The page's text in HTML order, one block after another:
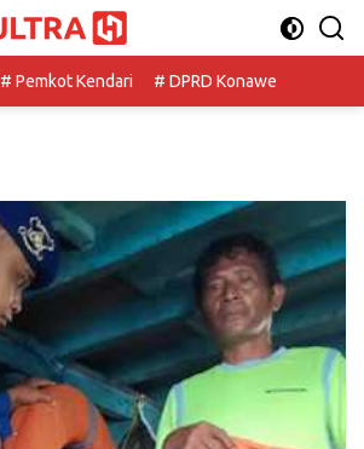
# Pemkot Kendari # DPRD Konawe